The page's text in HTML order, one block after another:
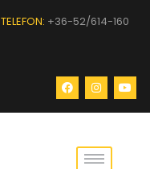
TELEFON: +36-52/614-160